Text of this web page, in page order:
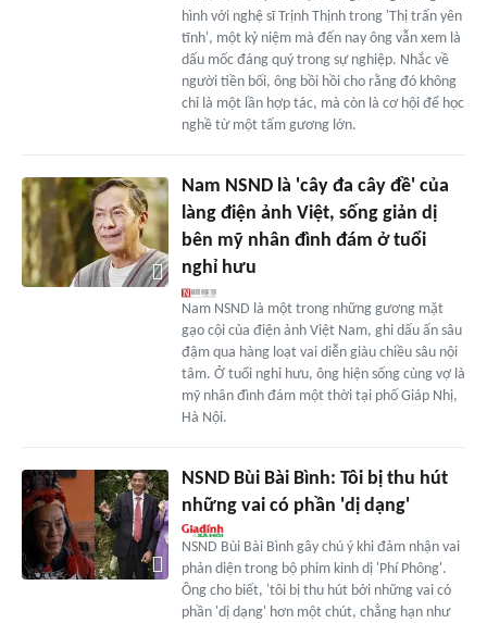
hình với nghệ sĩ Trịnh Thịnh trong 'Thị trấn yên
tĩnh', một kỷ niệm mà đến nay ông vẫn xem là
dấu mốc đáng quý trong sự nghiệp. Nhắc về
người tiền bối, ông bồi hồi cho rằng đó không
chỉ là một lần hợp tác, mà còn là cơ hội để học
nghề từ một tấm gương lớn.
Nam NSND là 'cây đa cây đề' của
làng điện ảnh Việt, sống giản dị
bên mỹ nhân đình đám ở tuổi
nghỉ hưu
Nam NSND là một trong những gương mặt
gạo cội của điện ảnh Việt Nam, ghi dấu ấn sâu
đậm qua hàng loạt vai diễn giàu chiều sâu nội
tâm. Ở tuổi nghỉ hưu, ông hiện sống cùng vợ là
mỹ nhân đình đám một thời tại phố Giáp Nhị,
Hà Nội.
NSND Bùi Bài Bình: Tôi bị thu hút
những vai có phần 'dị dạng'
NSND Bùi Bài Bình gây chú ý khi đảm nhận vai
phản diện trong bộ phim kinh dị 'Phí Phông'.
Ông cho biết, 'tôi bị thu hút bởi những vai có
phần 'dị dạng' hơn một chút, chẳng hạn như